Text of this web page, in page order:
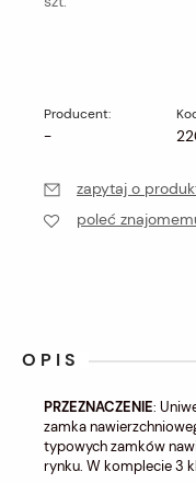
Producent:
-
zapytaj o
poleć
OPIS
PRZEZNACZENIE:
zamka
typowych zamków
rynku. W komplecie 3